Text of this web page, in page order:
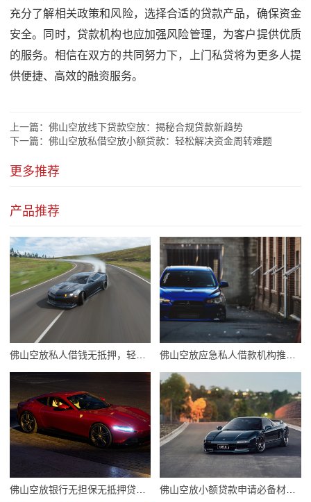
充分了解相关政策和风险，选择合适的贷款产品，确保资金
安全。同时，贷款机构也应加强风险管理，为客户提供优质
的服务。相信在双方的共同努力下，上门私贷将为更多人提
供便捷、高效的融资服务。
上一篇： 佛山空放线下贷款空放：揭秘合规贷款新趋势
下一篇： 佛山空放私借空放小额贷款：轻松解决资金周转难题
更多推荐
产品推荐